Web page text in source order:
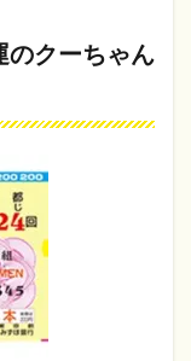
クーちゃん